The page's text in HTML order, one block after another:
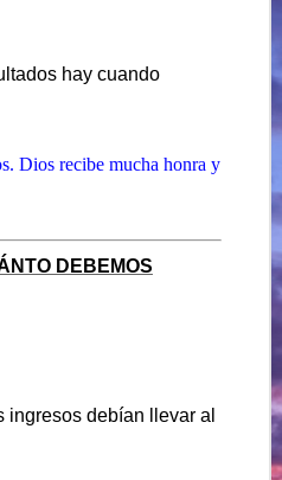
hay cuando
Dios recibe mucha honra y
DEBEMOS
ingresos debían llevar al